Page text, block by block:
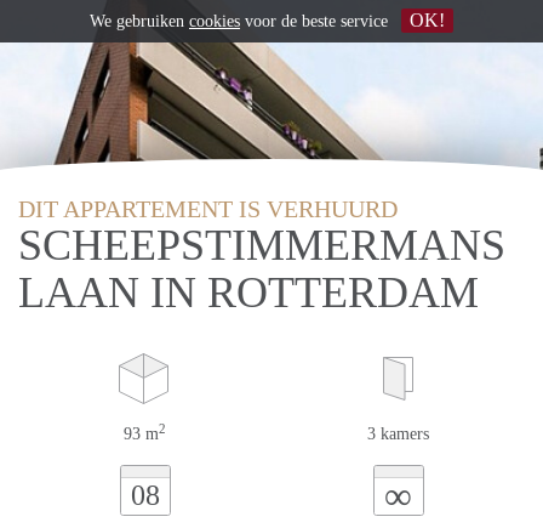
DIT APPARTEMENT IS VERHUURD
SCHEEPSTIMMERMANS
LAAN IN ROTTERDAM
93 m2 3 kamers
08 ∞
We gebruiken cookies voor de beste service OK!